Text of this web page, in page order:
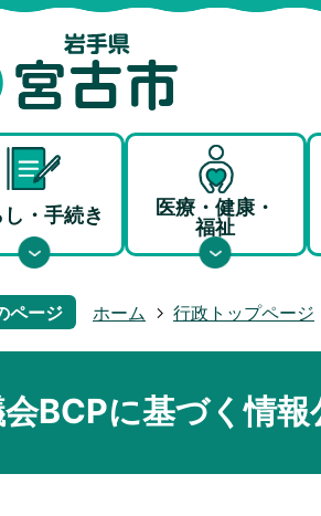
し・手続き
医療・健康・
福祉
ページ ホーム 行政トップページ
BCPに基づく情報